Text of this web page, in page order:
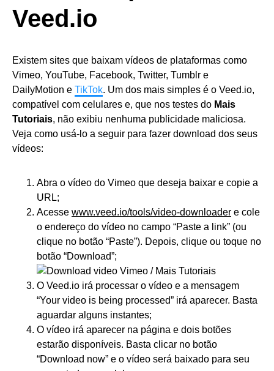
Veed.io
Existem sites que baixam vídeos de plataformas como
Vimeo, YouTube, Facebook, Twitter, Tumblr e
DailyMotion e TikTok. Um dos mais simples é o Veed.io,
compatível com celulares e, que nos testes do Mais
Tutoriais, não exibiu nenhuma publicidade maliciosa.
Veja como usá-lo a seguir para fazer download dos seus
vídeos:
Abra o vídeo do Vimeo que deseja baixar e copie a
URL;
Acesse www.veed.io/tools/video-downloader e cole
o endereço do vídeo no campo “Paste a link” (ou
clique no botão “Paste”). Depois, clique ou toque no
botão “Download”;
O Veed.io irá processar o vídeo e a mensagem
“Your video is being processed” irá aparecer. Basta
aguardar alguns instantes;
O vídeo irá aparecer na página e dois botões
estarão disponíveis. Basta clicar no botão
“Download now” e o vídeo será baixado para seu